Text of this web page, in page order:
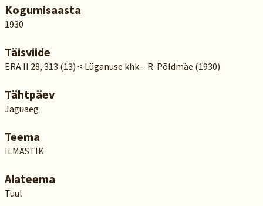
Kogumisaasta
1930
Täisviide
ERA II 28, 313 (13) < Lüganuse khk – R. Põldmäe (1930)
Tähtpäev
Jaguaeg
Teema
ILMASTIK
Alateema
Tuul